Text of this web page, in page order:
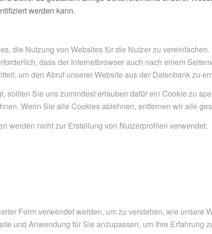
werden kann.
die Nutzung von Websites für die Nutzer zu
dass der Internetbrowser auch nach einem
um den Abruf unserer Website aus der Datenbank zu
sollten Sie uns zumindest erlauben dafür ein Cookie zu
Wenn Sie alle Cookies ablehnen, entfernen wir alle
werden nicht zur Erstellung von Nutzerprofilen verwendet.
Form verwendet werden, um zu verstehen, wie unsere
und Anwendung für Sie anzupassen, um Ihre Erfahrung